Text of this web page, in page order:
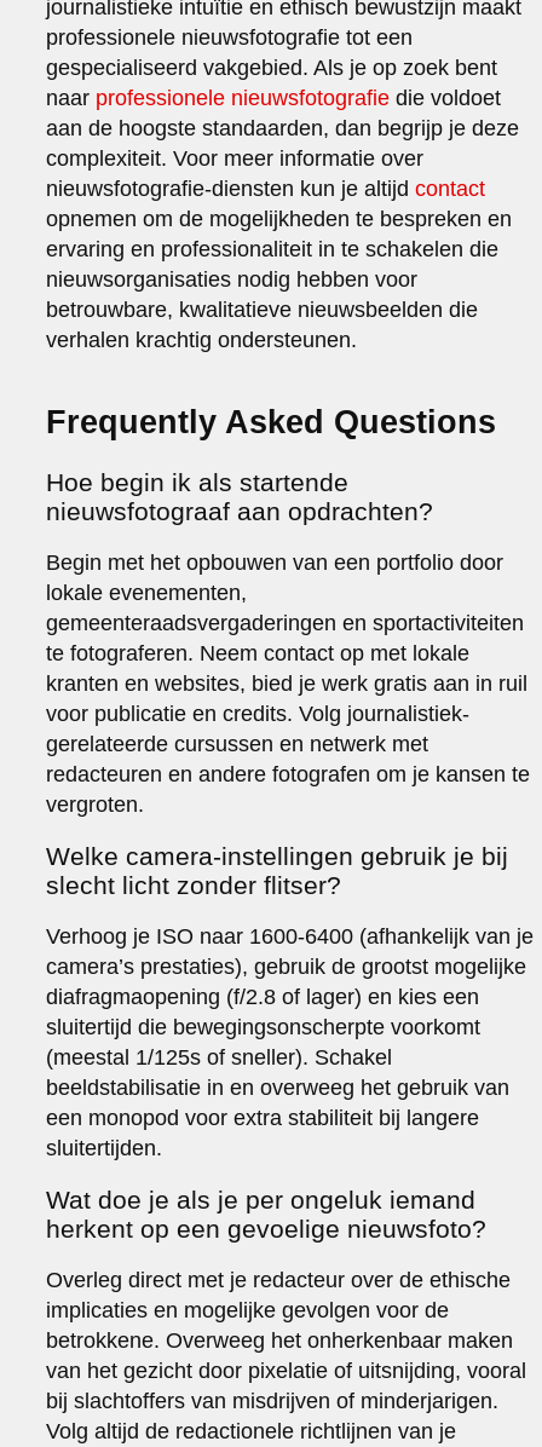
journalistieke intuïtie en ethisch bewustzijn maakt
professionele nieuwsfotografie tot een
gespecialiseerd vakgebied. Als je op zoek bent
naar professionele nieuwsfotografie die voldoet
aan de hoogste standaarden, dan begrijp je deze
complexiteit. Voor meer informatie over
nieuwsfotografie-diensten kun je altijdcontact
opnemen om de mogelijkheden te bespreken en
ervaring en professionaliteit in te schakelen die
nieuwsorganisaties nodig hebben voor
betrouwbare, kwalitatieve nieuwsbeelden die
verhalen krachtig ondersteunen.
Frequently Asked Questions
Hoe begin ik als startende
nieuwsfotograaf aan opdrachten?
Begin met het opbouwen van een portfolio door
lokale evenementen,
gemeenteraadsvergaderingen en sportactiviteiten
te fotograferen. Neem contact op met lokale
kranten en websites, bied je werk gratis aan in ruil
voor publicatie en credits. Volg journalistiek-
gerelateerde cursussen en netwerk met
redacteuren en andere fotografen om je kansen te
vergroten.
Welke camera-instellingen gebruik je bij
slecht licht zonder flitser?
Verhoog je ISO naar 1600-6400 (afhankelijk van je
camera’s prestaties), gebruik de grootst mogelijke
diafragmaopening (f/2.8 of lager) en kies een
sluitertijd die bewegingsonscherpte voorkomt
(meestal 1/125s of sneller). Schakel
beeldstabilisatie in en overweeg het gebruik van
een monopod voor extra stabiliteit bij langere
sluitertijden.
Wat doe je als je per ongeluk iemand
herkent op een gevoelige nieuwsfoto?
Overleg direct met je redacteur over de ethische
implicaties en mogelijke gevolgen voor de
betrokkene. Overweeg het onherkenbaar maken
van het gezicht door pixelatie of uitsnijding, vooral
bij slachtoffers van misdrijven of minderjarigen.
Volg altijd de redactionele richtlijnen van je